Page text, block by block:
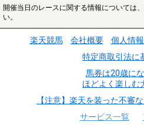
開催当日のレースに関する情報については
い。
楽天競馬 会社概要 個人情
特定商取引法に
馬券は20歳に
ほどよく楽しむ
【注意】楽天を装った不審
サービス一覧